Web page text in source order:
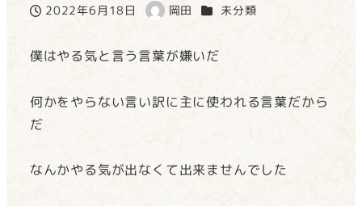
投稿日
2022年6月18日
著
岡田 カテゴリー
未分類
僕はやる気と言う言葉が嫌いだ
何かをやらない言い訳に主に使われる言葉だから
だ
なんかやる気が出なくて出来ませんでした